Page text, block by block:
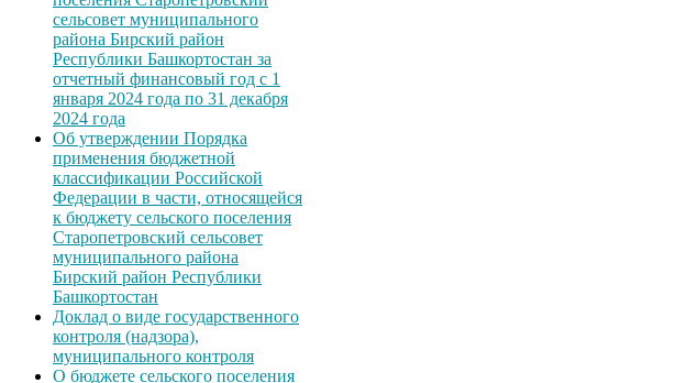
сельсовет муниципального
района Бирский район
Республики Башкортостан за
отчетный финансовый год с 1
января 2024 года по 31 декабря
2024 года
Об утверждении Порядка
применения бюджетной
классификации Российской
Федерации в части, относящейся
к бюджету сельского поселения
Старопетровский сельсовет
муниципального района
Бирский район Республики
Башкортостан
Доклад о виде государственного
контроля (надзора),
муниципального контроля
О бюджете сельского поселения